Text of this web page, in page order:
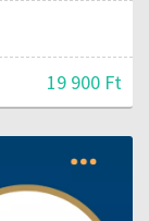
19 900 Ft